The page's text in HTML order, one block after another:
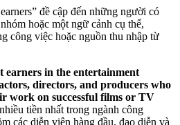
đề cập đến những người có
hoặc một ngữ cảnh cụ thể,
công việc hoặc nguồn thu nhập từ
earners in the entertainment
directors, and producers who
work on successful films or TV
tiền nhất trong ngành công
các diễn viên hàng đầu, đạo diễn và